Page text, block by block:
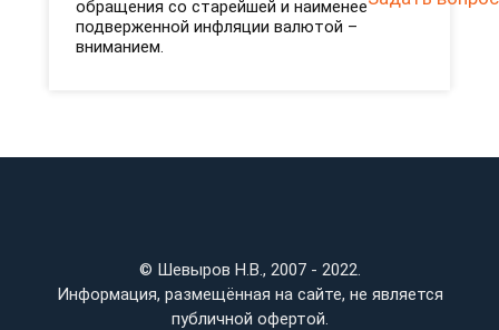
обращения со старейшей и наименее
подверженной инфляции валютой –
вниманием.
© Шевыров Н.В., 2007 - 2022.
Информация, размещённая на сайте, не является
публичной офертой.